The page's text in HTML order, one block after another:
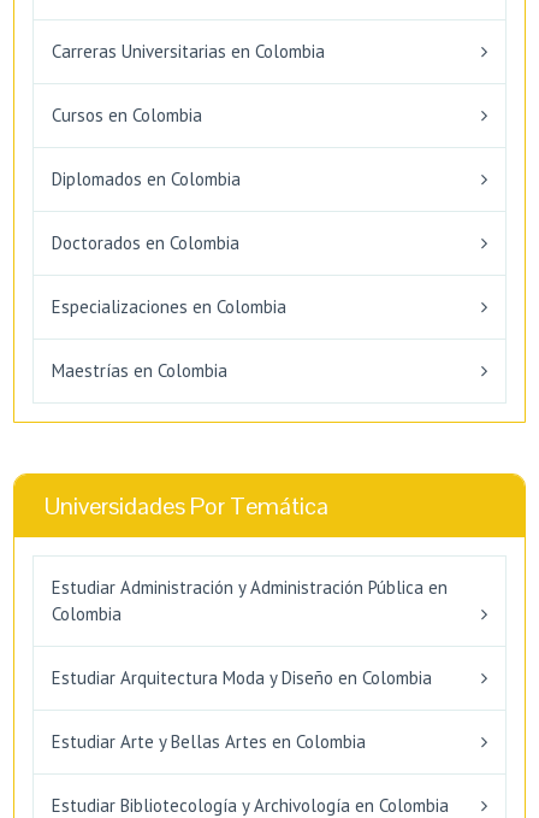
Carreras Universitarias en Colombia
Cursos en Colombia
Diplomados en Colombia
Doctorados en Colombia
Especializaciones en Colombia
Maestrías en Colombia
Universidades Por Temática
Estudiar Administración y Administración Pública en
Colombia
Estudiar Arquitectura Moda y Diseño en Colombia
Estudiar Arte y Bellas Artes en Colombia
Estudiar Bibliotecología y Archivología en Colombia